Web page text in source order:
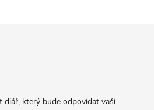
diář, který bude odpovídat vaší